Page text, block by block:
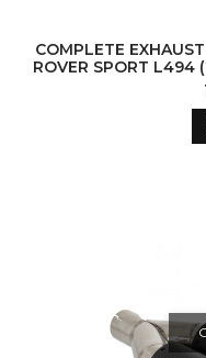
COMPLETE
ROVER SPORT L494